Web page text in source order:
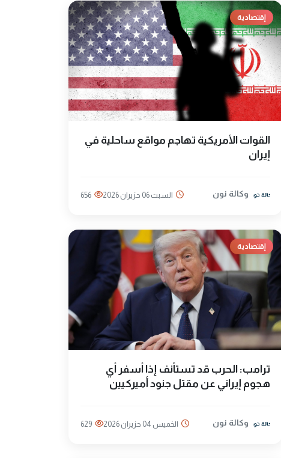
إقتصادية
القوات الأمريكية تهاجم مواقع ساحلية في
إيران
وكالة نون السبت 06 حزيران 2026 656
إقتصادية
ترامب: الحرب قد تستأنف إذا أسفر أي
هجوم إيراني عن مقتل جنود أميركيين
وكالة نون الخميس 04 حزيران 2026 629